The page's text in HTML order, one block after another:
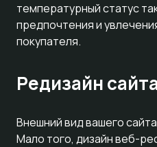
температурный статус
предпочтения и
покупателя.
Редизайн сайта
Внешний вид вашего
Мало того, дизайн веб-